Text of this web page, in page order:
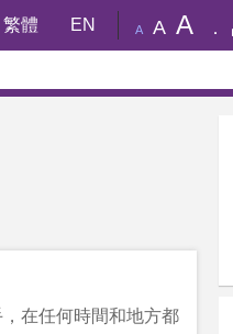
繁體 EN A A A
在任何時間和地方都